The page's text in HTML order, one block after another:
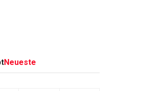
Neueste